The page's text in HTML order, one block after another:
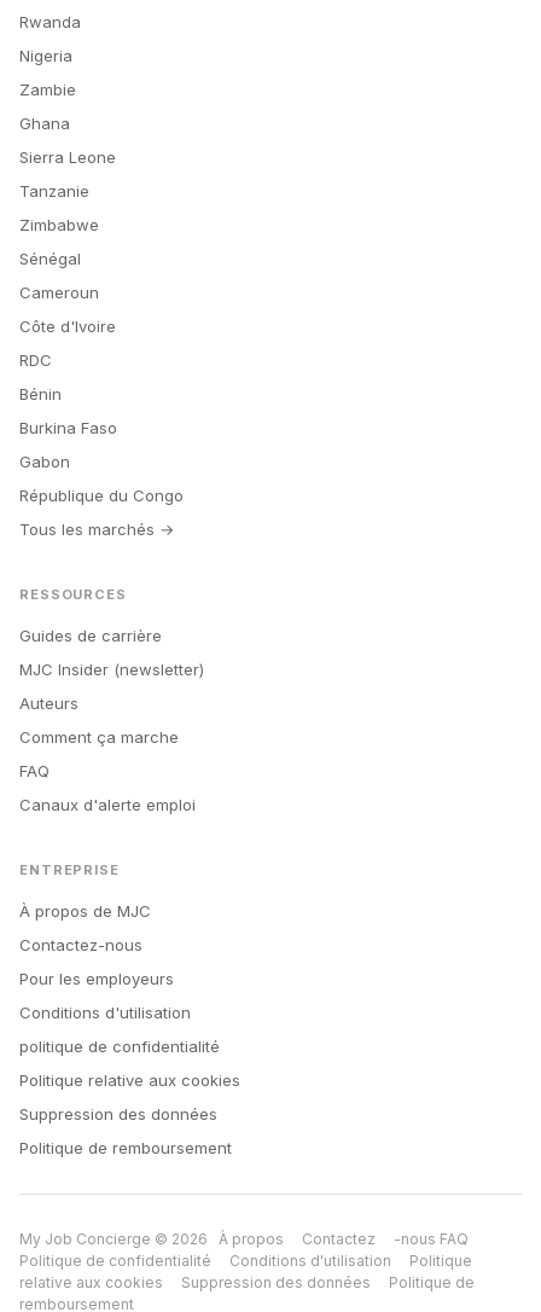
Rwanda
Nigeria
Zambie
Ghana
Sierra Leone
Tanzanie
Zimbabwe
Sénégal
Cameroun
Côte d'Ivoire
RDC
Bénin
Burkina Faso
Gabon
République du Congo
Tous les marchés →
RESSOURCES
Guides de carrière
MJC Insider (newsletter)
Auteurs
Comment ça marche
FAQ
Canaux d'alerte emploi
ENTREPRISE
À propos de MJC
Contactez-nous
Pour les employeurs
Conditions d'utilisation
politique de confidentialité
Politique relative aux cookies
Suppression des données
Politique de remboursement
My Job Concierge © 2026 À propos Contactez
-nous FAQ
Politique de confidentialité
Conditions d'utilisation
Politique
relative aux cookies
Suppression des données
Politique de
remboursement